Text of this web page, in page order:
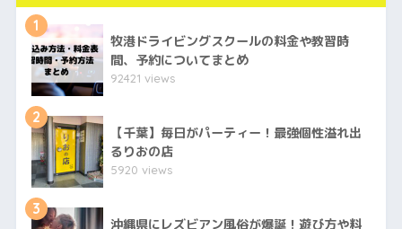
1
牧港ドライビングスクールの料金や教習時
間、予約についてまとめ
92421 views
2
【千葉】毎日がパーティー！最強個性溢れ出
るりおの店
5920 views
3
沖縄県にレズビアン風俗が爆誕！遊び方や料